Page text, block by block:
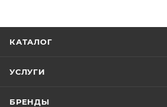
КАТАЛОГ
УСЛУГИ
БРЕНДЫ